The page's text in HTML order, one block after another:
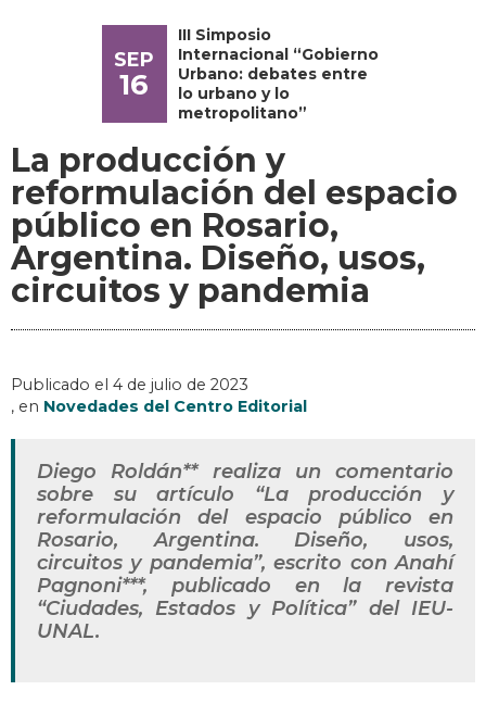
SEP
16
III Simposio
Internacional “Gobierno
Urbano: debates entre
lo urbano y lo
metropolitano”
La producción y
reformulación del espacio
público en Rosario,
Argentina. Diseño, usos,
circuitos y pandemia
Publicado el 4 de julio de 2023
, en Novedades del Centro Editorial
Diego Roldán** realiza un comentario
sobre su artículo “La producción y
reformulación del espacio público en
Rosario, Argentina. Diseño, usos,
circuitos y pandemia”, escrito con Anahí
Pagnoni***, publicado en la revista
“Ciudades, Estados y Política” del IEU-
UNAL.